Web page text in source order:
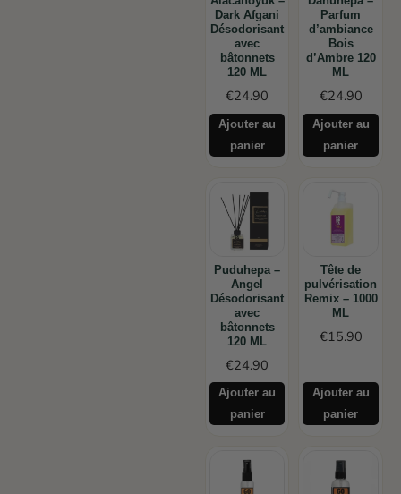
Dark Afgani
Désodorisant
avec
bâtonnets
120 ML
€24.90
Ajouter au
panier
Parfum
d’ambiance
Bois
d’Ambre 120
ML
€24.90
Ajouter au
panier
Puduhepa –
Angel
Désodorisant
avec
bâtonnets
120 ML
€24.90
Ajouter au
panier
Tête de
pulvérisation
Remix – 1000
ML
€15.90
Ajouter au
panier